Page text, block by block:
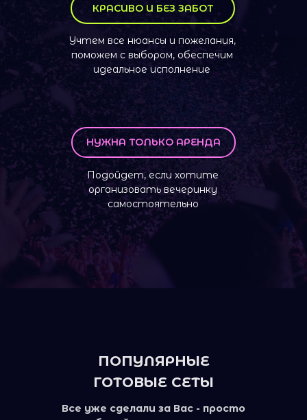
НУЖНА ТОЛЬКО АРЕНДА
Подойдет, если хотите
организовать вечеринку
самостоятельно
Учтем все нюансы и пожелания,
поможем с выбором, обеспечим
идеальное исполнение
КРАСИВО И БЕЗ ЗАБОТ
ПОПУЛЯРНЫЕ
ГОТОВЫЕ СЕТЫ
Все уже сделали за Вас - просто